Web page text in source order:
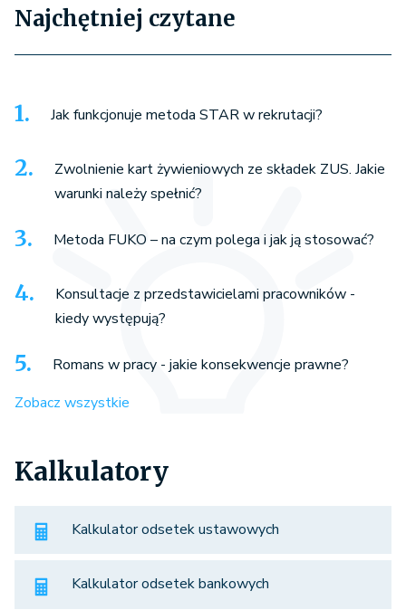
Najchętniej czytane
Jak funkcjonuje metoda STAR w rekrutacji?
Zwolnienie kart żywieniowych ze składek ZUS. Jakie
warunki należy spełnić?
Metoda FUKO – na czym polega i jak ją stosować?
Konsultacje z przedstawicielami pracowników -
kiedy występują?
Romans w pracy - jakie konsekwencje prawne?
Zobacz wszystkie
Kalkulatory
Kalkulator odsetek ustawowych
Kalkulator odsetek bankowych